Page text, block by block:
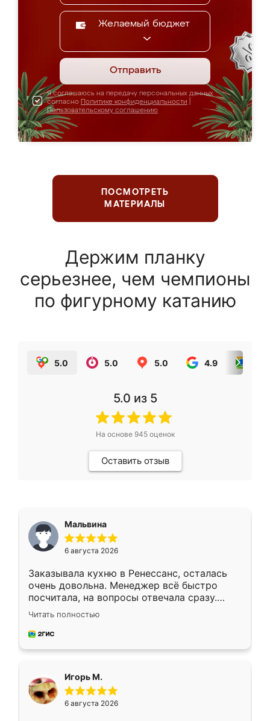
Желаемый бюджет
Отправить
Я соглашаюсь на передачу персональных данных
согласно Политике конфиденциальности
Пользовательскому соглашению
ПОСМОТРЕТЬ
МАТЕРИАЛЫ
Держим планку
серьезнее, чем чемпионы
по фигурному катанию
5.0 5.0 5.0 4.9
5.0 из 5
На основе 945оценок
Оставить отзыв
Мальвина
6 августа 2026
Заказывала кухню в Ренессанс, осталась
очень довольна. Менеджер всё быстро
посчитала, на вопросы отвечала сразу.
Замерщик приехал в субботу, подошёл к
делу со всей ответственностью. Собрали
за день, ребята работали аккуратно, даже
Читать полностью
Игорь М.
6 августа 2026